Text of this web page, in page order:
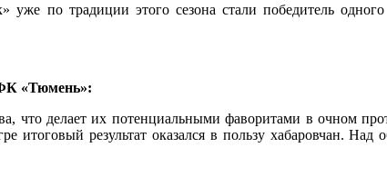
по традиции этого сезона стали победитель одного
ФК «Тюмень»:
что делает их потенциальными фаворитами в очном
результат оказался в пользу хабаровчан. Над